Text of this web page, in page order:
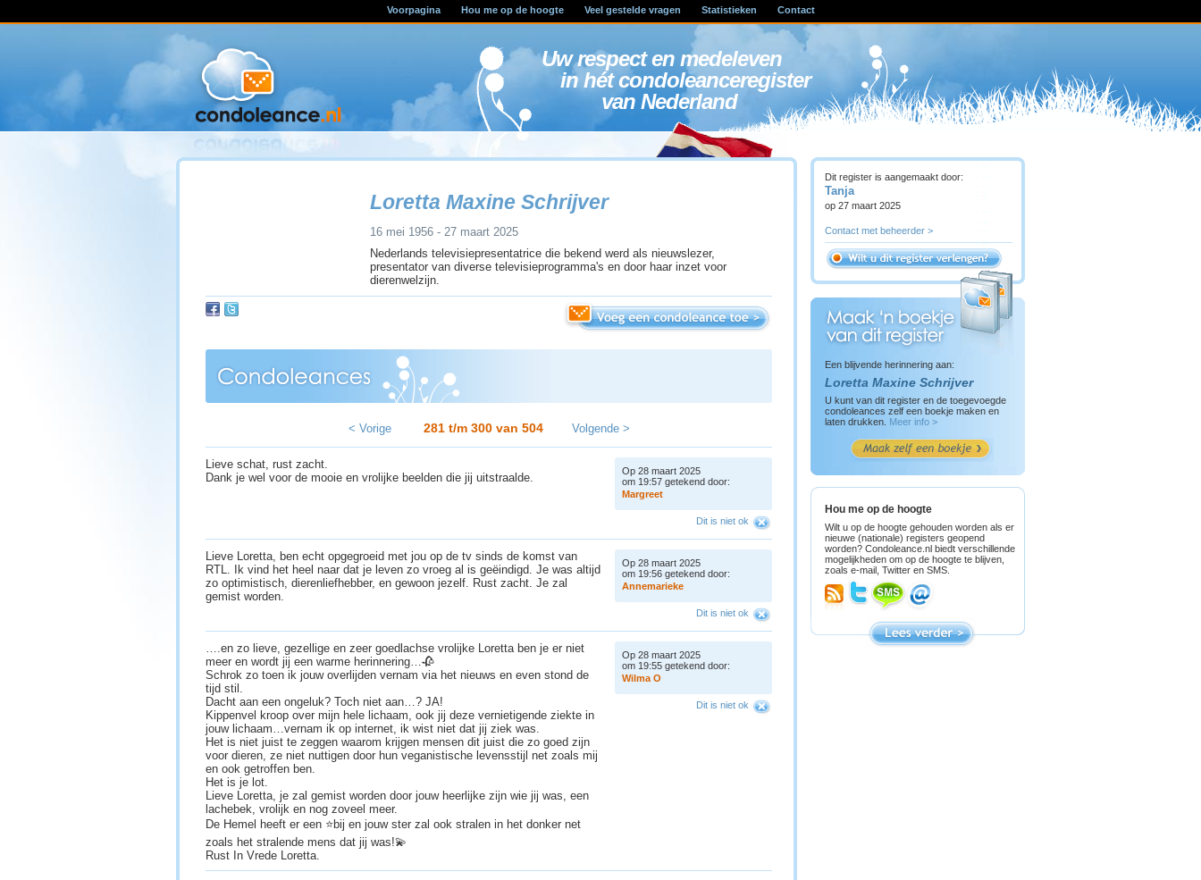
Voorpagina Hou me op de hoogte Veel gestelde vragen Statistieken Contact
Uw respect en medeleven
in hét condoleanceregister
van Nederland
Loretta Maxine Schrijver
16 mei 1956 - 27 maart 2025
Nederlands televisiepresentatrice die bekend werd als nieuwslezer,
presentator van diverse televisieprogramma's en door haar inzet voor
dierenwelzijn.
< Vorige 281 t/m 300 van 504 Volgende >
Lieve schat, rust zacht.
Dank je wel voor de mooie en vrolijke beelden die jij uitstraalde.
Op 28 maart 2025
om 19:57 getekend door:
Margreet
Dit is niet ok
Lieve Loretta, ben echt opgegroeid met jou op de tv sinds de komst van
RTL. Ik vind het heel naar dat je leven zo vroeg al is geëindigd. Je was altijd
zo optimistisch, dierenliefhebber, en gewoon jezelf. Rust zacht. Je zal
gemist worden.
Op 28 maart 2025
om 19:56 getekend door:
Annemarieke
Dit is niet ok
….en zo lieve, gezellige en zeer goedlachse vrolijke Loretta ben je er niet
meer en wordt jij een warme herinnering…🥀
Schrok zo toen ik jouw overlijden vernam via het nieuws en even stond de
tijd stil.
Dacht aan een ongeluk? Toch niet aan…? JA!
Kippenvel kroop over mijn hele lichaam, ook jij deze vernietigende ziekte in
jouw lichaam…vernam ik op internet, ik wist niet dat jij ziek was.
Het is niet juist te zeggen waarom krijgen mensen dit juist die zo goed zijn
voor dieren, ze niet nuttigen door hun veganistische levensstijl net zoals mij
en ook getroffen ben.
Het is je lot.
Lieve Loretta, je zal gemist worden door jouw heerlijke zijn wie jij was, een
lachebek, vrolijk en nog zoveel meer.
De Hemel heeft er een ⭐️bij en jouw ster zal ook stralen in het donker net
zoals het stralende mens dat jij was!💫
Rust In Vrede Loretta.
Op 28 maart 2025
om 19:55 getekend door:
Wilma O
Dit is niet ok
Dit register is aangemaakt door:
Tanja
op 27 maart 2025
Contact met beheerder >
Een blijvende herinnering aan:
Loretta Maxine Schrijver
U kunt van dit register en de toegevoegde
condoleances zelf een boekje maken en
laten drukken.
Meer info >
Hou me op de hoogte
Wilt u op de hoogte gehouden worden als er
nieuwe (nationale) registers geopend
worden? Condoleance.nl biedt verschillende
mogelijkheden om op de hoogte te blijven,
zoals e-mail, Twitter en SMS.